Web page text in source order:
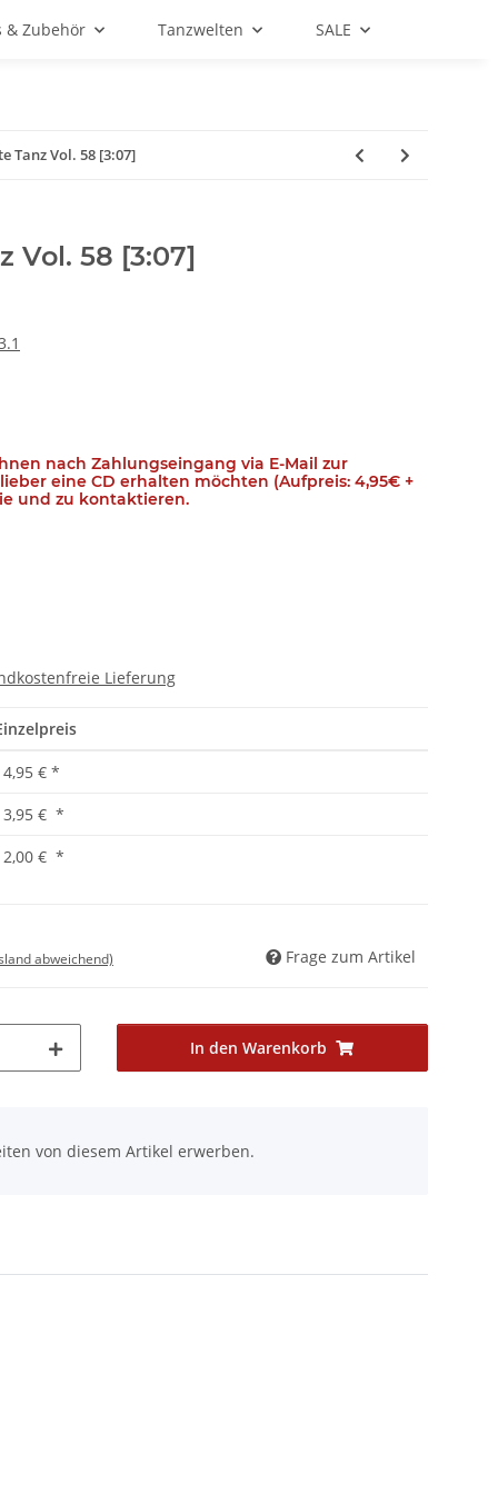
& Zubehör Tanzwelten SALE
Tanz Vol. 58 [3:07]
Vol. 58 [3:07]
nach Zahlungseingang via E-Mail zur
eine CD erhalten möchten (Aufpreis: 4,95€ +
und zu kontaktieren.
Lieferung
€ *
€ *
€ *
abweichend) Frage zum Artikel
In den Warenkorb
von diesem Artikel erwerben.